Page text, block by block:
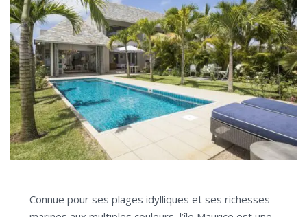
Connue pour ses plages idylliques et ses richesses